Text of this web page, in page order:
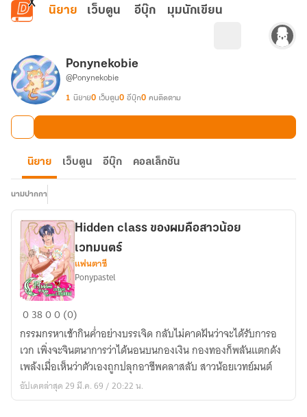
ข้ามไปยังเนื้อหาหลัก
นิยาย เว็บตูน อีบุ๊ก มุมนักเขียน
Ponynekobie
@Ponynekobie
1 นิยาย0 เว็บตูน0 อีบุ๊ก0 คนติดตาม
นิยาย เว็บตูน อีบุ๊ก คอลเล็กชัน
นามปากกา
Hidden
ของ
ผม
คือ
สาว
Hidden class ของผมคือสาวน้อย
เวทมนตร์
แฟนตาซี
Ponypastel
03800 (0)
กรรมกรหาเช้ากินค่ำอย่างบรรเจิด กลับไม่คาดฝันว่าจะได้รับการอ
เวก เพิ่งจะจินตนาการว่าได้นอนบนกองเงิน กองทองก็พลันแตกดัง
เพล้งเมื่อเห็นว่าตัวเองถูกปลุกอาชีพคลาสลับ สาวน้อยเวทย์มนต์
อัปเดตล่าสุด 29 มี.ค. 69 / 20:22 น.